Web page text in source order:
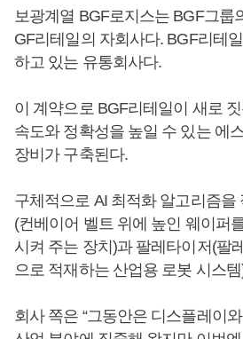
보광계열 BGF로지스는 BGF그룹
GF리테일의 자회사다. BGF리테
하고 있는 유통회사다.
이 계약으로 BGF리테일이 새로
속도와 정확성을 높일 수 있는 에
장비가 구축된다.
구체적으로 AI 최적화 알고리즘을
(컨베이어 벨트 위에 높인 웨이퍼
시켜 주는 장치)과 팔레타이저(팔
으로 적재하는 산업용 로봇 시스
회사 쪽은 “그동안은 디스플레이